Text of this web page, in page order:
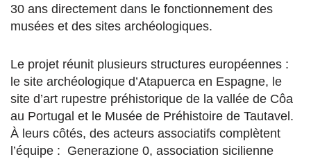
30 ans directement dans le fonctionnement des
musées et des sites archéologiques.
Le projet réunit plusieurs structures européennes :
le site archéologique d’Atapuerca en Espagne, le
site d’art rupestre préhistorique de la vallée de Côa
au Portugal et le Musée de Préhistoire de Tautavel.
À leurs côtés, des acteurs associatifs complètent
l’équipe : Generazione 0, association sicilienne